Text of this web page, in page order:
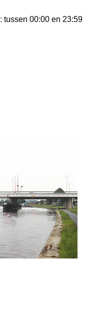
: tussen 00:00 en 23:59